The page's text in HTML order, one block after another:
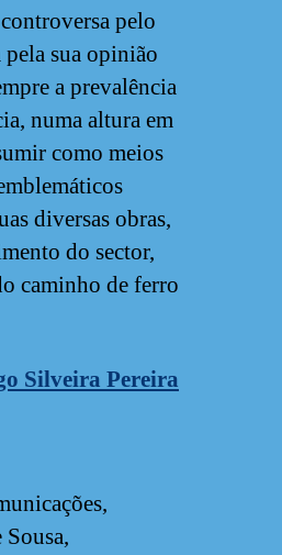
pelo
pela sua opinião
a prevalência
numa altura em
como meios
diversas obras,
do sector,
caminho de ferro
Silveira Pereira